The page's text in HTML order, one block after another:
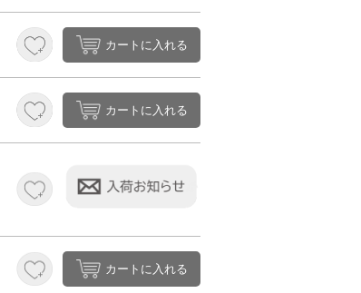
カートに入れる
カートに入れる
カートに入れる